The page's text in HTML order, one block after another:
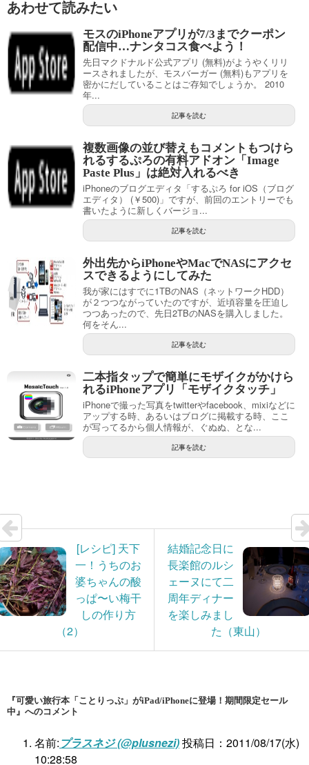
あわせて読みたい
モスのiPhoneアプリが7/3までクーポン
配信中…ナンタコス食べよう！
先日マクドナルド公式アプリ (無料)がようやくリリ
ースされましたが、モスバーガー (無料)もアプリを
密かにだしていることはご存知でしょうか。 2010
年...
記事を読む
複数画像の並び替えもコメントもつけら
れるするぷろの有料アドオン「Image
Paste Plus」は絶対入れるべき
iPhoneのブログエディタ「するぷろ for iOS（ブログ
エディタ） (￥500)」ですが、前回のエントリーでも
書いたように新しくバージョ...
記事を読む
外出先からiPhoneやMacでNASにアクセ
スできるようにしてみた
我が家にはすでに1TBのNAS（ネットワークHDD）
が２つつながっていたのですが、近頃容量を圧迫し
つつあったので、先日2TBのNASを購入しました。
何をそん...
記事を読む
二本指タップで簡単にモザイクがかけら
れるiPhoneアプリ「モザイクタッチ」
iPhoneで撮った写真をtwitterやfacebook、mixiなどに
アップする時、あるいはブログに掲載する時、ここ
が写ってるから個人情報が、ぐぬぬ、とな...
記事を読む
[レシピ] 天下
一！うちのお
婆ちゃんの酸
っぱ〜い梅干
しの作り方
（2）
結婚記念日に
長楽館のルシ
ェーヌにて二
周年ディナー
を楽しみまし
た（東山）
『可愛い旅行本「ことりっぷ」がiPad/iPhoneに登場！期間限定セール
中』へのコメント
名前:プラスネジ (@plusnezi)投稿日：2011/08/17(水)
10:28:58